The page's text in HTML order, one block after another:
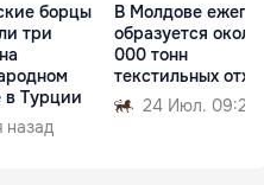
борцы
три
в Турции
назад
В Молдове
образуется
000 тонн
текстильных
24 Июл. 09:25